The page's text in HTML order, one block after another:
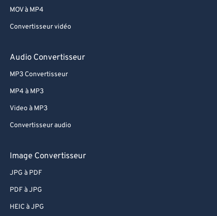
MOV à MP4
Convertisseur vidéo
Audio Convertisseur
MP3 Convertisseur
MP4 à MP3
Video à MP3
Convertisseur audio
Image Convertisseur
JPG à PDF
PDF à JPG
HEIC à JPG